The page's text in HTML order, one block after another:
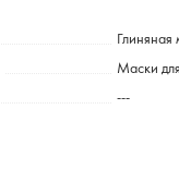
Глиняная
Маски
---